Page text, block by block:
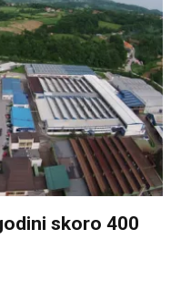
skoro 400